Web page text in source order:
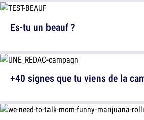
Es-tu un beauf ?
+40 signes que tu viens de la